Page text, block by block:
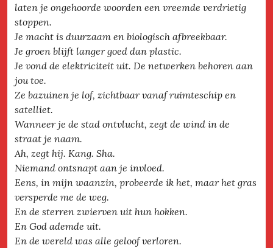
laten je ongehoorde woorden een vreemde verdrietig
stoppen.
Je macht is duurzaam en biologisch afbreekbaar.
Je groen blijft langer goed dan plastic.
Je vond de elektriciteit uit. De netwerken behoren aan
jou toe.
Ze bazuinen je lof, zichtbaar vanaf ruimteschip en
satelliet.
Wanneer je de stad ontvlucht, zegt de wind in de
straat je naam.
Ah, zegt hij. Kang. Sha.
Niemand ontsnapt aan je invloed.
Eens, in mijn waanzin, probeerde ik het, maar het gras
versperde me de weg.
En de sterren zwierven uit hun hokken.
En God ademde uit.
En de wereld was alle geloof verloren.